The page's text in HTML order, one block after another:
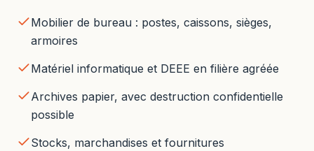
Mobilier de bureau : postes, caissons, sièges,
armoires
Matériel informatique et DEEE en filière agréée
Archives papier, avec destruction confidentielle
possible
Stocks, marchandises et fournitures